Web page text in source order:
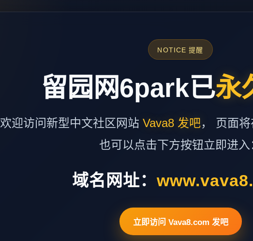
NOTICE 提醒
留园网6park已永
欢迎访问新型中文社区网站 Vava8 发吧， 页面
也可以点击下方按钮立即进入
域名网址：
立即访问 Vava8.com 发吧